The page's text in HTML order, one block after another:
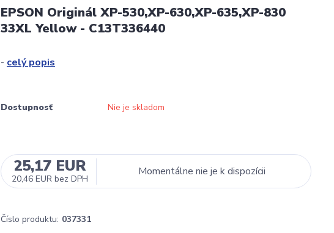
EPSON Originál XP-530,XP-630,XP-635,XP-830
33XL Yellow - C13T336440
- celý popis
Dostupnosť Nie je skladom
25,17 EUR
20,46 EUR bez DPH
Momentálne nie je k dispozícii
Číslo produktu: 037331